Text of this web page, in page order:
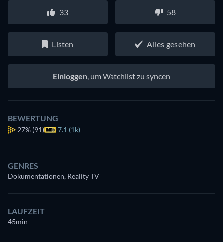
33 58
Listen Alles gesehen
Einloggen, um Watchlist zu syncen
BEWERTUNG
27% (91) 7.1 (1k)
GENRES
Dokumentationen, Reality TV
LAUFZEIT
45min